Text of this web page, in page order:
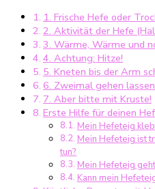
1. Frische Hefe oder
2. Aktivität der Hefe
3. Wärme, Wärme und
4. Achtung: Hitze!
5. Kneten bis der Arm
6. Zweimal gehen lassen
7. Aber bitte mit Kruste!
Erste Hilfe für deinen
Mein Hefeteig
Mein Hefeteig ist
tun?
Mein Hefeteig
Kann mein